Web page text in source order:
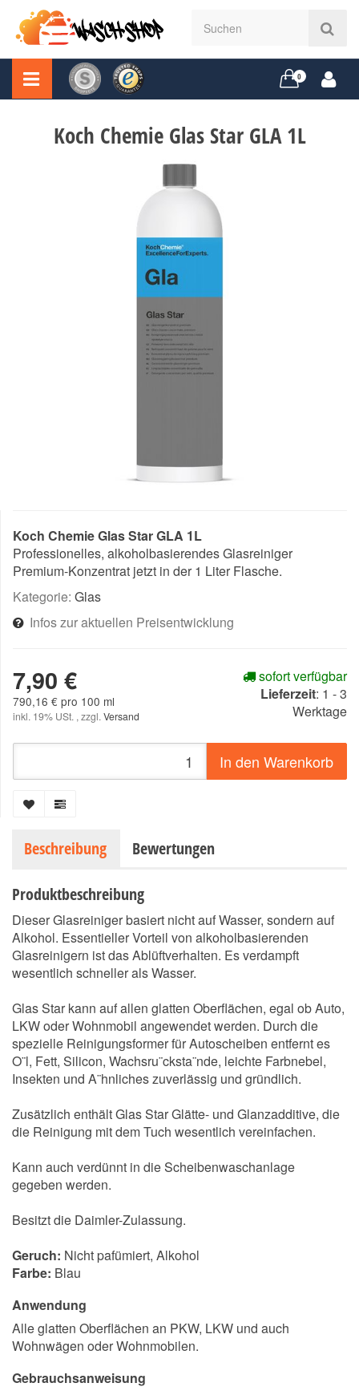
0
Koch Chemie Glas Star GLA 1L
Koch Chemie Glas Star GLA 1L
Professionelles, alkoholbasierendes Glasreiniger
Premium-Konzentrat jetzt in der 1 Liter Flasche.
Kategorie: Glas
Infos zur aktuellen Preisentwicklung
7,90 €
790,16 € pro 100 ml
inkl. 19% USt. , zzgl. Versand
sofort verfügbar
Lieferzeit: 1 - 3
Werktage
In den Warenkorb
Beschreibung Bewertungen
Produktbeschreibung
Dieser Glasreiniger basiert nicht auf Wasser, sondern auf
Alkohol. Essentieller Vorteil von alkoholbasierenden
Glasreinigern ist das Ablüftverhalten. Es verdampft
wesentlich schneller als Wasser.
Glas Star kann auf allen glatten Oberflächen, egal ob Auto,
LKW oder Wohnmobil angewendet werden. Durch die
spezielle Reinigungsformer für Autoscheiben entfernt es
O¨l, Fett, Silicon, Wachsru¨cksta¨nde, leichte Farbnebel,
Insekten und A¨hnliches zuverlässig und gründlich.
Zusätzlich enthält Glas Star Glätte- und Glanzadditive, die
die Reinigung mit dem Tuch wesentlich vereinfachen.
Kann auch verdünnt in die Scheibenwaschanlage
gegeben werden.
Besitzt die Daimler-Zulassung.
Geruch: Nicht pafümiert, Alkohol
Farbe: Blau
Anwendung
Alle glatten Oberflächen an PKW, LKW und auch
Wohnwägen oder Wohnmobilen.
Gebrauchsanweisung